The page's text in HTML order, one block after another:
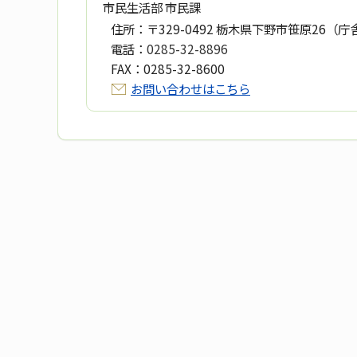
市民生活部 市民課
住所： 〒329-0492 栃木県下野市笹原26（庁
電話： 0285-32-8896
FAX： 0285-32-8600
お問い合わせはこちら